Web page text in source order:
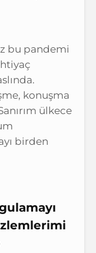
bu pandemi
konuşma
ülkece
birden